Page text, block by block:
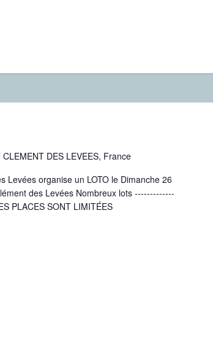
DES LEVEES, France
Levées organise un LOTO le Dimanche 26
des Levées Nombreux lots -------------
PLACES SONT LIMITÉES